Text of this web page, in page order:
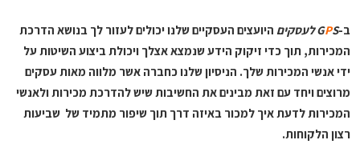
ב- GPS לעסקים
היועצים העסקיים שלנו יכולים לעזור לך בנושא הדרכת
המכירות, תוך כדי זיקוק הידע שנמצא אצלך ויכולת ביצוע השיטות על
ידי אנשי המכירות שלך. הניסיון שלנו כחברה אשר מלווה מאות עסקים
מרוצים ויחד עם זאת מבינים את החשיבות שיש להדרכת מכירות ולאנשי
המכירות לדעת איך למכור באיזה דרך תוך שיפור מתמיד של שביעות
רצון הלקוחות.